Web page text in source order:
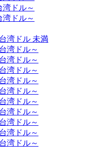
湾ドル～
湾ドル～
湾ドル 未満
湾ドル～
湾ドル～
湾ドル～
湾ドル～
湾ドル～
湾ドル～
湾ドル～
湾ドル～
湾ドル～
湾ドル～